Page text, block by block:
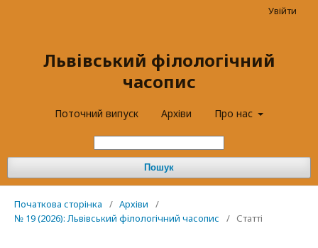
Львівський філологічний
часопис
Поточний випуск Архіви Про нас
Пошук
Увійти
Початкова сторінка / Архіви
/
№ 19 (2026): Львівський філологічний часопис
/ Статті